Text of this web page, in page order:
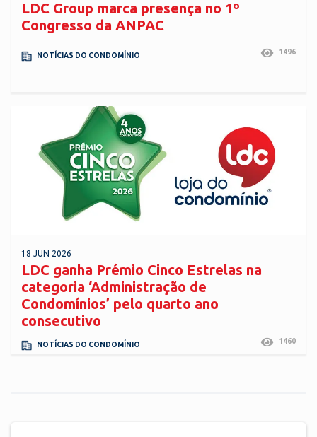
LDC Group marca presença no 1º
Congresso da ANPAC
NOTÍCIAS DO CONDOMÍNIO 1496
18 JUN 2026
LDC ganha Prémio Cinco Estrelas na
categoria ‘Administração de
Condomínios’ pelo quarto ano
consecutivo
NOTÍCIAS DO CONDOMÍNIO 1460